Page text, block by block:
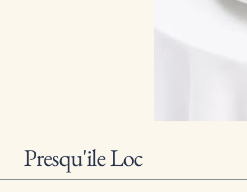
Presqu'ile Loc